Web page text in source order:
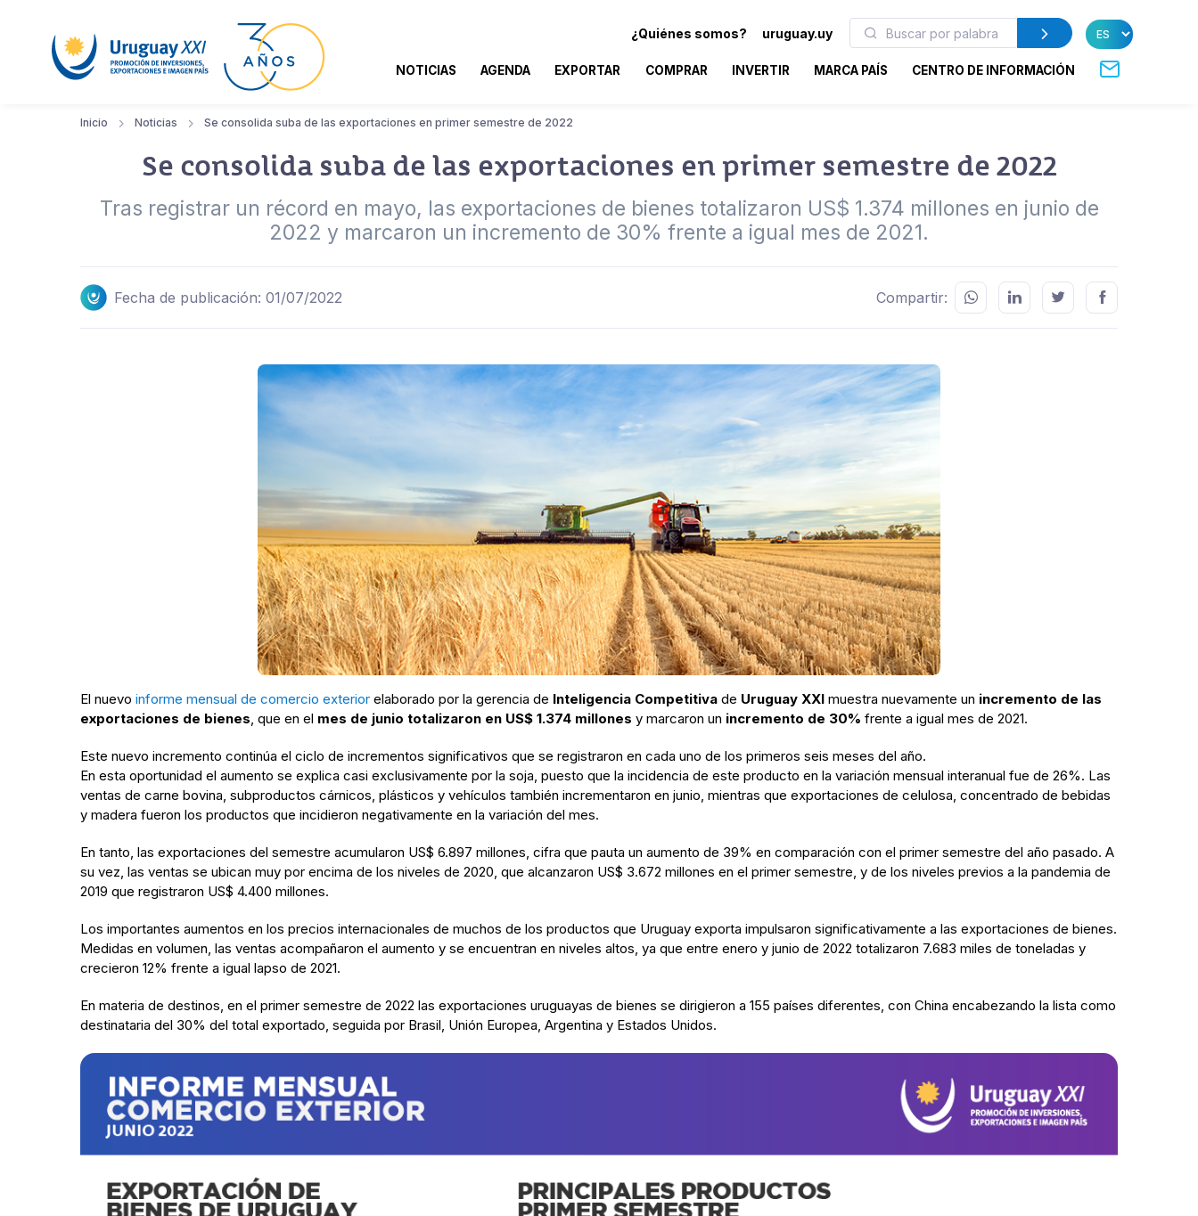
¿Quiénes somos? uruguay.uy
NOTICIAS AGENDA EXPORTAR COMPRAR INVERTIR MARCA PAÍS CENTRO DE INFORMACIÓN
Inicio Noticias Se consolida suba de las exportaciones en primer semestre de 2022
Se consolida suba de las exportaciones en primer semestre de 2022
Tras registrar un récord en mayo, las exportaciones de bienes totalizaron US$ 1.374 millones en junio de
2022 y marcaron un incremento de 30% frente a igual mes de 2021.
Fecha de publicación: 01/07/2022 Compartir:
El nuevo informe mensual de comercio exterior elaborado por la gerencia de Inteligencia Competitiva de Uruguay XXI muestra nuevamente un incremento de las
exportaciones de bienes, que en el mes de junio totalizaron en US$ 1.374 millones y marcaron un incremento de 30% frente a igual mes de 2021.
Este nuevo incremento continúa el ciclo de incrementos significativos que se registraron en cada uno de los primeros seis meses del año.
En esta oportunidad el aumento se explica casi exclusivamente por la soja, puesto que la incidencia de este producto en la variación mensual interanual fue de 26%. Las
ventas de carne bovina, subproductos cárnicos, plásticos y vehículos también incrementaron en junio, mientras que exportaciones de celulosa, concentrado de bebidas
y madera fueron los productos que incidieron negativamente en la variación del mes.
En tanto, las exportaciones del semestre acumularon US$ 6.897 millones, cifra que pauta un aumento de 39% en comparación con el primer semestre del año pasado. A
su vez, las ventas se ubican muy por encima de los niveles de 2020, que alcanzaron US$ 3.672 millones en el primer semestre, y de los niveles previos a la pandemia de
2019 que registraron US$ 4.400 millones.
Los importantes aumentos en los precios internacionales de muchos de los productos que Uruguay exporta impulsaron significativamente a las exportaciones de bienes.
Medidas en volumen, las ventas acompañaron el aumento y se encuentran en niveles altos, ya que entre enero y junio de 2022 totalizaron 7.683 miles de toneladas y
crecieron 12% frente a igual lapso de 2021.
En materia de destinos, en el primer semestre de 2022 las exportaciones uruguayas de bienes se dirigieron a 155 países diferentes, con China encabezando la lista como
destinataria del 30% del total exportado, seguida por Brasil, Unión Europea, Argentina y Estados Unidos.